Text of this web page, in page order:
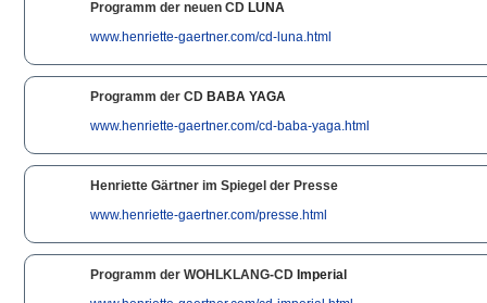
Programm der neuen CD LUNA
www.henriette-gaertner.com/cd-luna.html
Programm der CD BABA YAGA
www.henriette-gaertner.com/cd-baba-yaga.html
Henriette Gärtner im Spiegel der Presse
www.henriette-gaertner.com/presse.html
Programm der WOHLKLANG-CD Imperial